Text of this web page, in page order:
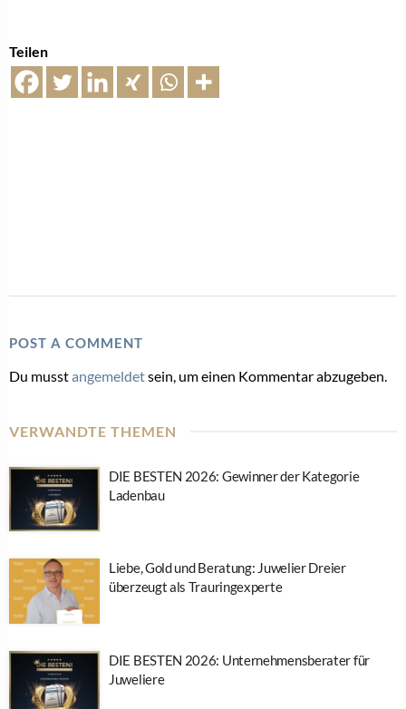
Teilen
POST A COMMENT
Du musstangemeldetsein, um einen Kommentar abzugeben.
VERWANDTE THEMEN
DIE BESTEN 2026: Gewinner der Kategorie
Ladenbau
Liebe, Gold und Beratung: Juwelier Dreier
überzeugt als Trauringexperte
DIE BESTEN 2026: Unternehmensberater für
Juweliere